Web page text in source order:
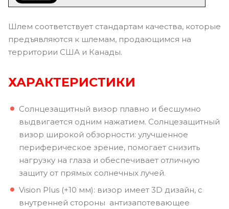
Шлем соответствует стандартам качества, которые
предъявляются к шлемам, продающимся на
территории США и Канады.
ХАРАКТЕРИСТИКИ
Солнцезащитный визор плавно и бесшумно
выдвигается одним нажатием. Солнцезащитный
визор широкой обзорности: улучшенное
периферическое зрение, помогает снизить
нагрузку на глаза и обеспечивает отличную
защиту от прямых солнечных лучей.
Vision Plus (+10 мм): визор имеет 3D дизайн, с
внутренней стороны антизапотевающее